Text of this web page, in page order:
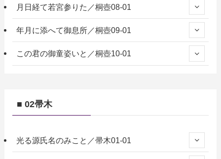
月日経て若宮参りた／桐壺08-01
年月に添へて御息所／桐壺09-01
この君の御童姿いと／桐壺10-01
■ 02帚木
光る源氏名のみこと／帚木01-01